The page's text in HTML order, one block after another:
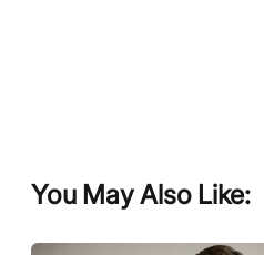
You May Also Like: